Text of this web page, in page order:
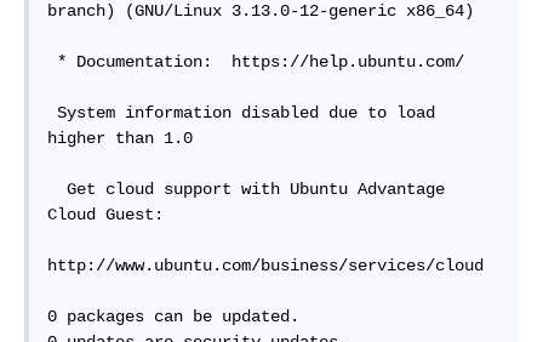
branch) (GNU/Linux 3.13.0-12-generic x86_64)
higher than 1.0
Cloud Guest:
http://www.ubuntu.com/business/services/cloud
0 packages can be updated.